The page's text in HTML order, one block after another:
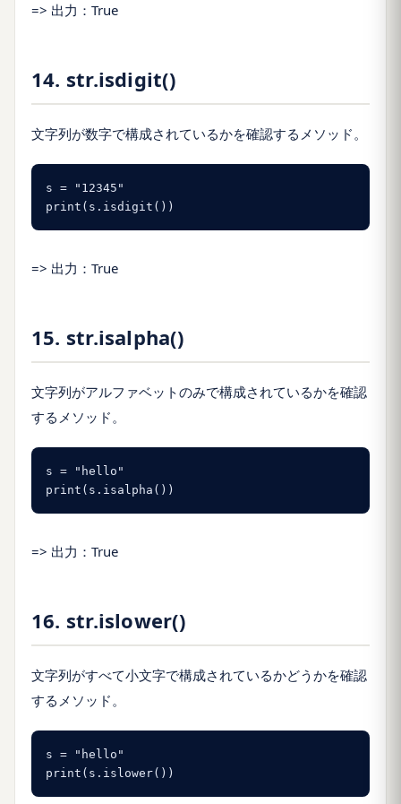
=> 出力：True
14. str.isdigit()
文字列が数字で構成されているかを確認するメソッド。
s = "12345"
print(s.isdigit())
=> 出力：True
15. str.isalpha()
文字列がアルファベットのみで構成されているかを確認
するメソッド。
s = "hello"
print(s.isalpha())
=> 出力：True
16. str.islower()
文字列がすべて小文字で構成されているかどうかを確認
するメソッド。
s = "hello"
print(s.islower())